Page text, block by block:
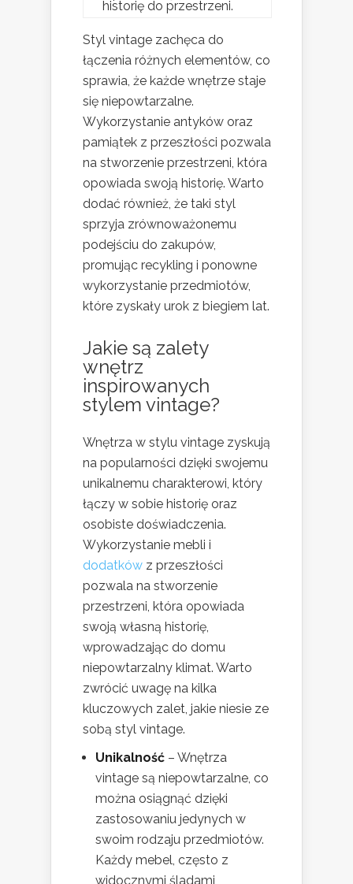
historię do przestrzeni.
Styl vintage zachęca do
łączenia różnych elementów, co
sprawia, że każde wnętrze staje
się niepowtarzalne.
Wykorzystanie antyków oraz
pamiątek z przeszłości pozwala
na stworzenie przestrzeni, która
opowiada swoją historię. Warto
dodać również, że taki styl
sprzyja zrównoważonemu
podejściu do zakupów,
promując recykling i ponowne
wykorzystanie przedmiotów,
które zyskały urok z biegiem lat.
Jakie są zalety
wnętrz
inspirowanych
stylem vintage?
Wnętrza w stylu vintage zyskują
na popularności dzięki swojemu
unikalnemu charakterowi, który
łączy w sobie historię oraz
osobiste doświadczenia.
Wykorzystanie mebli i
dodatków z przeszłości
pozwala na stworzenie
przestrzeni, która opowiada
swoją własną historię,
wprowadzając do domu
niepowtarzalny klimat. Warto
zwrócić uwagę na kilka
kluczowych zalet, jakie niesie ze
sobą styl vintage.
Unikalność – Wnętrza
vintage są niepowtarzalne, co
można osiągnąć dzięki
zastosowaniu jedynych w
swoim rodzaju przedmiotów.
Każdy mebel, często z
widocznymi śladami